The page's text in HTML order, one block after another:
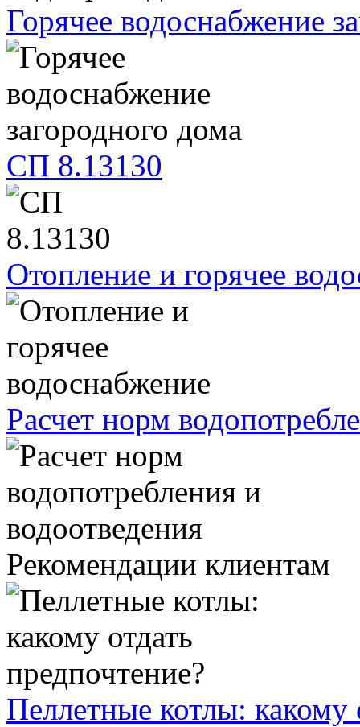
Горячее водоснабжение
СП 8.13130
Отопление и горячее
Расчет норм
Рекомендации клиентам
Пеллетные котлы: какому